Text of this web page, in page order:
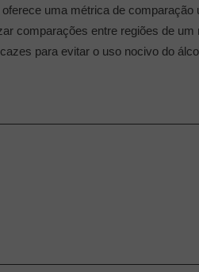
uma métrica de
comparações entre regiões de
para evitar o uso nocivo do